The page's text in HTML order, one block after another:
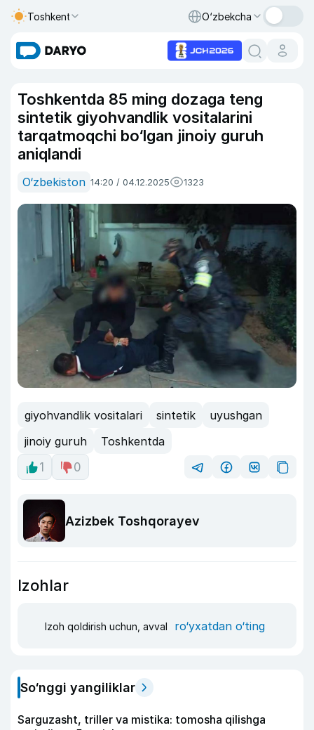
Toshkent O‘zbekcha
Toshkentda 85 ming dozaga teng
sintetik giyohvandlik vositalarini
tarqatmoqchi bo‘lgan jinoiy guruh
aniqlandi
O‘zbekiston 14:20 / 04.12.2025 1323
giyohvandlik vositalari sintetik
uyushgan
jinoiy guruh
Toshkentda
1
0
Azizbek Toshqorayev
Izohlar
Izoh qoldirish uchun, avval ro‘yxatdan o‘ting
So‘nggi yangiliklar
Sarguzasht, triller va mistika: tomosha qilishga